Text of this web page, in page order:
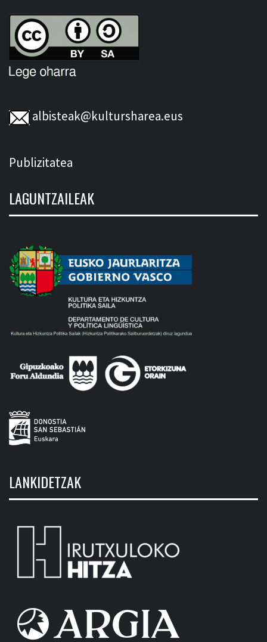
albisteak@kultursharea.eus
Publizitatea
LAGUNTZAILEAK
LANKIDETZAK